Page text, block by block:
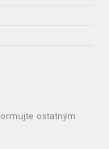
ostatným